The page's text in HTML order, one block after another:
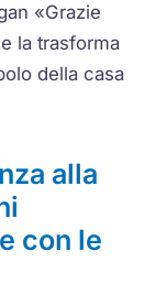
«Grazie
la trasforma
della casa
alla
con le